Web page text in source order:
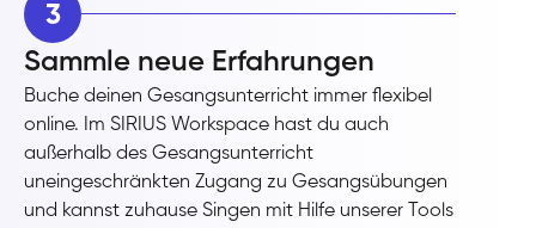
3
Sammle neue Erfahrungen
Buche deinen Gesangsunterricht immer flexibel
online. Im SIRIUS Workspace hast du auch
außerhalb des Gesangsunterricht
uneingeschränkten Zugang zu Gesangsübungen
und kannst zuhause Singen mit Hilfe unserer Tools